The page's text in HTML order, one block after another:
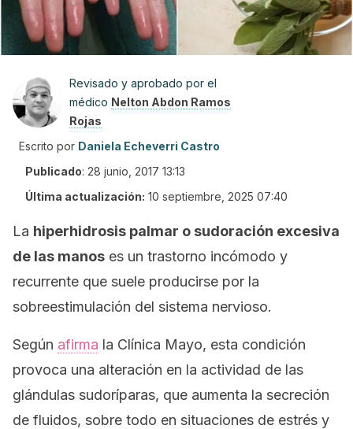
Revisado y aprobado por el
médico Nelton Abdon Ramos
Rojas
Escrito por Daniela Echeverri Castro
Publicado: 28 junio, 2017 13:13
Última actualización: 10 septiembre, 2025 07:40
La hiperhidrosis palmar o sudoración excesiva
de las manos es un trastorno incómodo y
recurrente que suele producirse por la
sobreestimulación del sistema nervioso.
Según afirma la Clínica Mayo, esta condición
provoca una alteración en la actividad de las
glándulas sudoríparas, que aumenta la secreción
de fluidos, sobre todo en situaciones de estrés y